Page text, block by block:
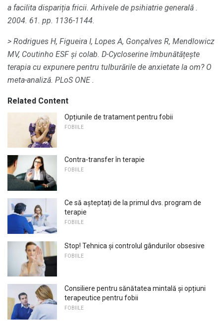
a facilita dispariția fricii. Arhivele de psihiatrie generală .
2004. 61. pp. 1136-1144.
> Rodrigues H, Figueira I, Lopes A, Gonçalves R, Mendlowicz
MV, Coutinho ESF și colab. D-Cycloserine îmbunătățește
terapia cu expunere pentru tulburările de anxietate la om? O
meta-analiză. PLoS ONE.
Related Content
Opțiunile de tratament pentru fobii
FOBIILE
Contra-transfer în terapie
FOBIILE
Ce să așteptați de la primul dvs. program de
terapie
FOBIILE
Stop! Tehnica și controlul gândurilor obsesive
FOBIILE
Consiliere pentru sănătatea mintală și opțiuni
terapeutice pentru fobii
FOBIILE